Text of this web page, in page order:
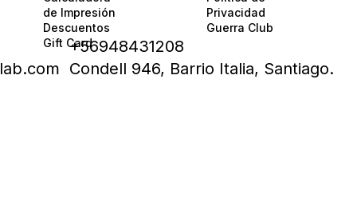
de Impresión
Descuentos
Gift Card
Privacidad​​
Guerra Club
+56948431208
Condell 946, Barrio Italia, Santiago.